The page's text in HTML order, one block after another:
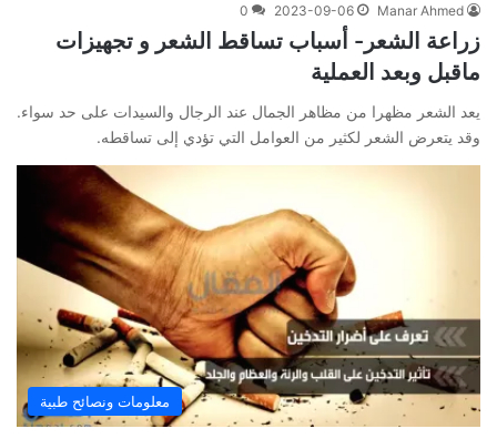
Manar Ahmed
2023-09-06
0
زراعة الشعر- أسباب تساقط الشعر و تجهيزات
ماقبل وبعد العملية
يعد الشعر مظهرا من مظاهر الجمال عند الرجال والسيدات على حد سواء.
وقد يتعرض الشعر لكثير من العوامل التي تؤدي إلى تساقطه.
معلومات ونصائح طبية